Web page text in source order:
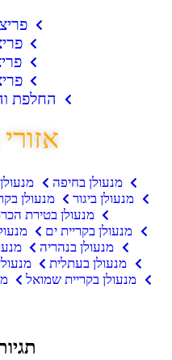
החלפת
מנעולן בחיפה
מנעולן ביגור
מנעולן
מנעולן בטירת
מנעולן בקריית ים
מנעולן בנהריה
מנעולן בעתלית
מנעולן בקריית שמואל